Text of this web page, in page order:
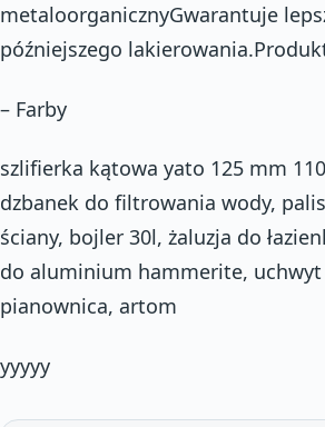
metaloorganicznyGwarantuje
późniejszego
– Farby
szlifierka kątowa yato 125 mm
dzbanek do filtrowania wody,
ściany, bojler 30l, żaluzja do
do aluminium hammerite,
pianownica, artom
yyyyy